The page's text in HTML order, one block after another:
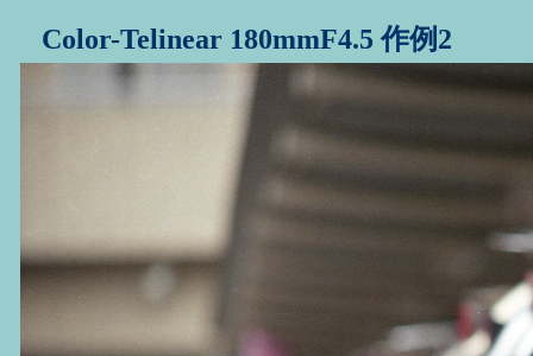
Color-Telinear 180mmF4.5 作例2